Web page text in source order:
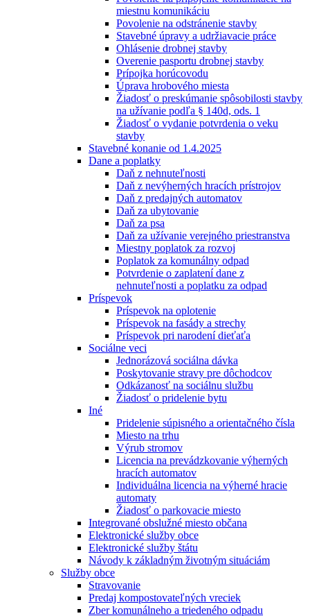
miestnu komunikáciu
Povolenie na odstránenie stavby
Stavebné úpravy a udržiavacie práce
Ohlásenie drobnej stavby
Overenie pasportu drobnej stavby
Prípojka horúcovodu
Úprava hrobového miesta
Žiadosť o preskúmanie spôsobilosti stavby
na užívanie podľa § 140d, ods. 1
Žiadosť o vydanie potvrdenia o veku
stavby
Stavebné konanie od 1.4.2025
Dane a poplatky
Daň z nehnuteľnosti
Daň z nevýherných hracích prístrojov
Daň z predajných automatov
Daň za ubytovanie
Daň za psa
Daň za užívanie verejného priestranstva
Miestny poplatok za rozvoj
Poplatok za komunálny odpad
Potvrdenie o zaplatení dane z
nehnuteľnosti a poplatku za odpad
Príspevok
Príspevok na oplotenie
Príspevok na fasády a strechy
Príspevok pri narodení dieťaťa
Sociálne veci
Jednorázová sociálna dávka
Poskytovanie stravy pre dôchodcov
Odkázanosť na sociálnu službu
Žiadosť o pridelenie bytu
Iné
Pridelenie súpisného a orientačného čísla
Miesto na trhu
Výrub stromov
Licencia na prevádzkovanie výherných
hracích automatov
Individuálna licencia na výherné hracie
automaty
Žiadosť o parkovacie miesto
Integrované obslužné miesto občana
Elektronické služby obce
Elektronické služby štátu
Návody k základným životným situáciám
Služby obce
Stravovanie
Predaj kompostovateľných vreciek
Zber komunálneho a triedeného odpadu